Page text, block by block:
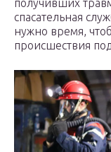
получивших
спасательная
нужно время,
происшествия